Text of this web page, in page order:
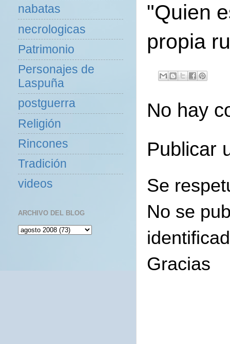
"Quien
propia
No hay
Publicar
Se
No se
Gracias
nabatas
necrologicas
Patrimonio
Personajes de
Laspuña
postguerra
Religión
Rincones
Tradición
videos
ARCHIVO DEL BLOG